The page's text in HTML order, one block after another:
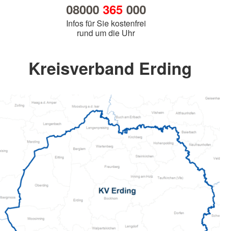
08000 365000
Infos für Sie kostenfrei
rund um die Uhr
Kreisverband Erding